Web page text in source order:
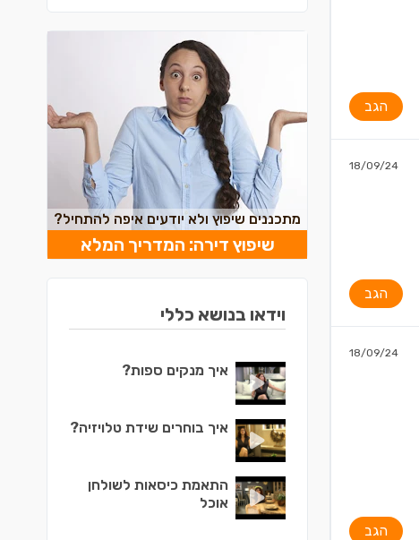
הגב
18/09/24
הגב
18/09/24
הגב
מתכננים שיפוץ ולא יודעים איפה להתחיל?
שיפוץ דירה: המדריך המלא
וידאו בנושא כללי
איך מנקים ספות?
איך בוחרים שידת טלויזיה?
התאמת כיסאות לשולחן
אוכל